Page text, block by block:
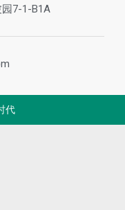
7-1-B1A
代